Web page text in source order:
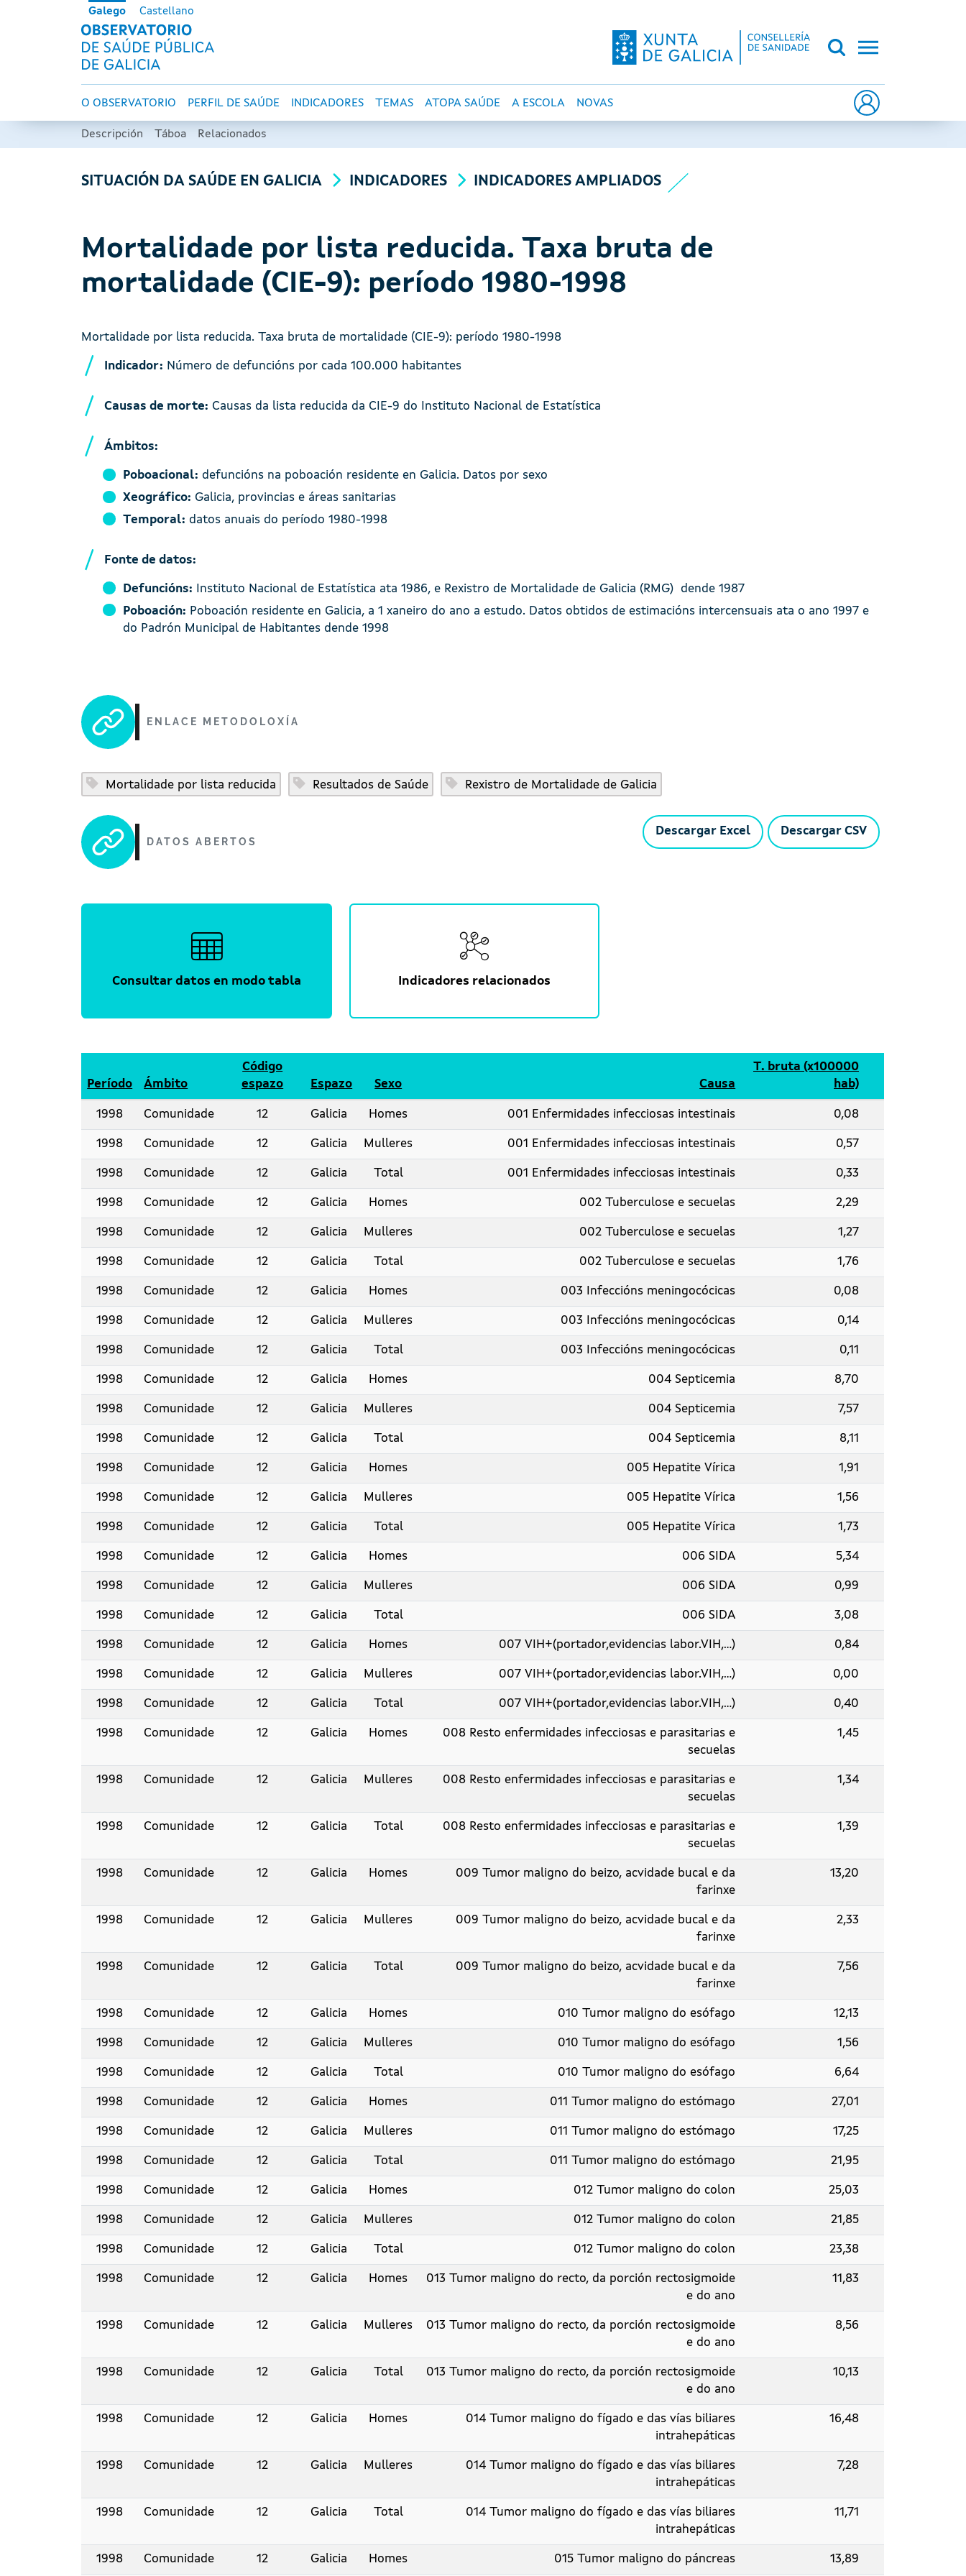
Ir o contido principalGalego Castellano
OBSERVATORIO DE SALUD PÚBLICA DE GALICIA
Navegación principal
O OBSERVATORIO PERFIL DE SAÚDE INDICADORES TEMAS ATOPA SAÚDE A ESCOLA NOVAS
Descripción Táboa Relacionados
SITUACIÓN DA SAÚDE EN GALICIA INDICADORES INDICADORES AMPLIADOS
Mortalidade por lista reducida. Taxa bruta de
mortalidade (CIE-9): período 1980-1998
Mortalidade por lista reducida. Taxa bruta de mortalidade (CIE-9): período 1980-1998
Indicador: Número de defuncións por cada 100.000 habitantes
Causas de morte: Causas da lista reducida da CIE-9 do Instituto Nacional de Estatística
Ámbitos:
Poboacional: defuncións na poboación residente en Galicia. Datos por sexo
Xeográfico: Galicia, provincias e áreas sanitarias
Temporal: datos anuais do período 1980-1998
Fonte de datos:
Defuncións: Instituto Nacional de Estatística ata 1986, e Rexistro de Mortalidade de Galicia (RMG) dende 1987
Poboación: Poboación residente en Galicia, a 1 xaneiro do ano a estudo. Datos obtidos de estimacións intercensuais ata o ano 1997 e
do Padrón Municipal de Habitantes dende 1998
ENLACE METODOLOXÍA
Mortalidade por lista reducida Resultados de Saúde Rexistro de Mortalidade de Galicia
DATOS ABERTOS
Descargar CSV
Descargar Excel
Consultar datos en modo tabla Indicadores relacionados
Período Ámbito
Código
espazo
Espazo Sexo Causa
T. bruta (x100000
hab)
1998 Comunidade 12 Galicia Homes 001 Enfermidades infecciosas intestinais 0,08
1998 Comunidade 12 Galicia Mulleres 001 Enfermidades infecciosas intestinais 0,57
1998 Comunidade 12 Galicia Total 001 Enfermidades infecciosas intestinais 0,33
1998 Comunidade 12 Galicia Homes 002 Tuberculose e secuelas 2,29
1998 Comunidade 12 Galicia Mulleres 002 Tuberculose e secuelas 1,27
1998 Comunidade 12 Galicia Total 002 Tuberculose e secuelas 1,76
1998 Comunidade 12 Galicia Homes 003 Infeccións meningocócicas 0,08
1998 Comunidade 12 Galicia Mulleres 003 Infeccións meningocócicas 0,14
1998 Comunidade 12 Galicia Total 003 Infeccións meningocócicas 0,11
1998 Comunidade 12 Galicia Homes 004 Septicemia 8,70
1998 Comunidade 12 Galicia Mulleres 004 Septicemia 7,57
1998 Comunidade 12 Galicia Total 004 Septicemia 8,11
1998 Comunidade 12 Galicia Homes 005 Hepatite Vírica 1,91
1998 Comunidade 12 Galicia Mulleres 005 Hepatite Vírica 1,56
1998 Comunidade 12 Galicia Total 005 Hepatite Vírica 1,73
1998 Comunidade 12 Galicia Homes 006 SIDA 5,34
1998 Comunidade 12 Galicia Mulleres 006 SIDA 0,99
1998 Comunidade 12 Galicia Total 006 SIDA 3,08
1998 Comunidade 12 Galicia Homes 007 VIH+(portador,evidencias labor.VIH,...) 0,84
1998 Comunidade 12 Galicia Mulleres 007 VIH+(portador,evidencias labor.VIH,...) 0,00
1998 Comunidade 12 Galicia Total 007 VIH+(portador,evidencias labor.VIH,...) 0,40
1998 Comunidade 12 Galicia Homes
008 Resto enfermidades infecciosas e parasitarias e
secuelas
1,45
1998 Comunidade 12 Galicia Mulleres
008 Resto enfermidades infecciosas e parasitarias e
secuelas
1,34
1998 Comunidade 12 Galicia Total
008 Resto enfermidades infecciosas e parasitarias e
secuelas
1,39
1998 Comunidade 12 Galicia Homes
009 Tumor maligno do beizo, acvidade bucal e da
farinxe
13,20
1998 Comunidade 12 Galicia Mulleres
009 Tumor maligno do beizo, acvidade bucal e da
farinxe
2,33
1998 Comunidade 12 Galicia Total
009 Tumor maligno do beizo, acvidade bucal e da
farinxe
7,56
1998 Comunidade 12 Galicia Homes 010 Tumor maligno do esófago 12,13
1998 Comunidade 12 Galicia Mulleres 010 Tumor maligno do esófago 1,56
1998 Comunidade 12 Galicia Total 010 Tumor maligno do esófago 6,64
1998 Comunidade 12 Galicia Homes 011 Tumor maligno do estómago 27,01
1998 Comunidade 12 Galicia Mulleres 011 Tumor maligno do estómago 17,25
1998 Comunidade 12 Galicia Total 011 Tumor maligno do estómago 21,95
1998 Comunidade 12 Galicia Homes 012 Tumor maligno do colon 25,03
1998 Comunidade 12 Galicia Mulleres 012 Tumor maligno do colon 21,85
1998 Comunidade 12 Galicia Total 012 Tumor maligno do colon 23,38
1998 Comunidade 12 Galicia Homes
013 Tumor maligno do recto, da porción rectosigmoide
e do ano
11,83
1998 Comunidade 12 Galicia Mulleres
013 Tumor maligno do recto, da porción rectosigmoide
e do ano
8,56
1998 Comunidade 12 Galicia Total
013 Tumor maligno do recto, da porción rectosigmoide
e do ano
10,13
1998 Comunidade 12 Galicia Homes
014 Tumor maligno do fígado e das vías biliares
intrahepáticas
16,48
1998 Comunidade 12 Galicia Mulleres
014 Tumor maligno do fígado e das vías biliares
intrahepáticas
7,28
1998 Comunidade 12 Galicia Total
014 Tumor maligno do fígado e das vías biliares
intrahepáticas
11,71
1998 Comunidade 12 Galicia Homes 015 Tumor maligno do páncreas 13,89